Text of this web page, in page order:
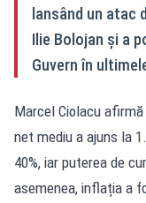
lansând un atac
Ilie Bolojan și a
Guvern în
Marcel Ciolacu
net mediu a ajuns la
40%, iar puterea de
asemenea, inflația a